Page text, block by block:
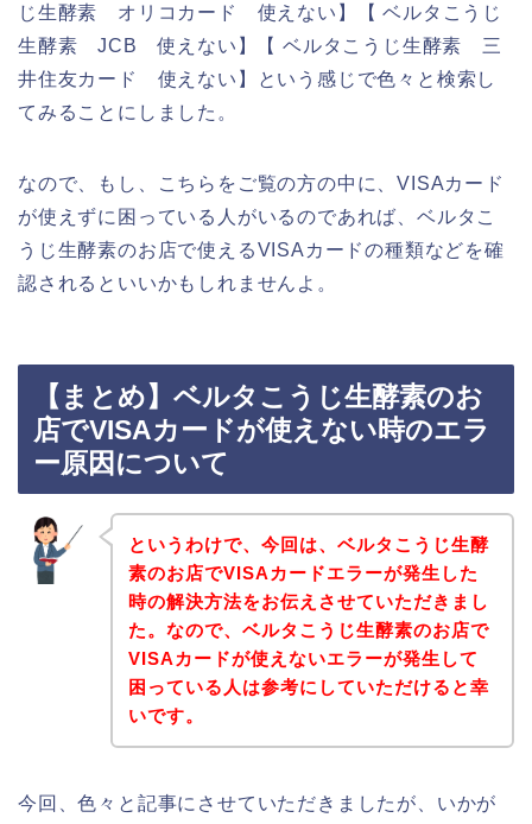
じ生酵素 オリコカード 使えない】【 ベルタこうじ
生酵素 JCB 使えない】【 ベルタこうじ生酵素 三
井住友カード 使えない】という感じで色々と検索し
てみることにしました。
なので、もし、こちらをご覧の方の中に、VISAカード
が使えずに困っている人がいるのであれば、ベルタこ
うじ生酵素のお店で使えるVISAカードの種類などを確
認されるといいかもしれませんよ。
【まとめ】ベルタこうじ生酵素のお
店でVISAカードが使えない時のエラ
ー原因について
というわけで、今回は、ベルタこうじ生酵
素のお店でVISAカードエラーが発生した
時の解決方法をお伝えさせていただきまし
た。なので、ベルタこうじ生酵素のお店で
VISAカードが使えないエラーが発生して
困っている人は参考にしていただけると幸
いです。
今回、色々と記事にさせていただきましたが、いかが